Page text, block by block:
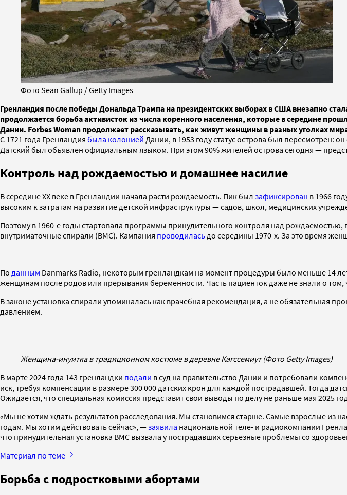
Фото Sean Gallup / Getty Images
Гренландия после победы Дональда Трампа на президентских выборах в США внезапно
продолжается борьба активисток из числа коренного населения, которые в середине
Дании. Forbes Woman продолжает рассказывать, как живут женщины в разных уголках
С 1721 года Гренландия была колонией Дании, в 1953 году статус острова был пересмотрен:
Датский был объявлен официальным языком. При этом 90% жителей острова сегодня —
Контроль над рождаемостью и домашнее насилие
В середине XX веке в Гренландии начала расти рождаемость. Пик был зафиксирован в 1966
высоким к затратам на развитие детской инфраструктуры — садов, школ, медицинских
Поэтому в 1960-е годы стартовала программы принудительного контроля над
внутриматочные спирали (ВМС). Кампания проводилась до середины 1970-х. За это время
По данным Danmarks Radio, некоторым гренландкам на момент процедуры было меньше 14
женщинам после родов или прерывания беременности. Часть пациенток даже не знали о том,
В законе установка спирали упоминалась как врачебная рекомендация, а не обязательная
давлением.
Женщина-инуитка в традиционном костюме в деревне Кагссемиут (Фото Getty Images)
В марте 2024 года 143 гренландки подали в суд на правительство Дании и потребовали
иск, требуя компенсации в размере 300 000 датских крон для каждой пострадавшей. Тогда
Ожидается, что специальная комиссия представит свои выводы по делу не раньше мая 2025
«Мы не хотим ждать результатов расследования. Мы становимся старше. Самые взрослые из
годам. Мы хотим действовать сейчас», —заявила национальной теле- и радиокомпании
что принудительная установка ВМС вызвала у пострадавших серьезные проблемы со
Материал по теме
Борьба с подростковыми абортами